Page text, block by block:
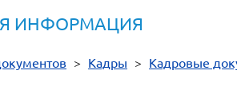
ИНФОРМАЦИЯ
> Кадры > Кадровые